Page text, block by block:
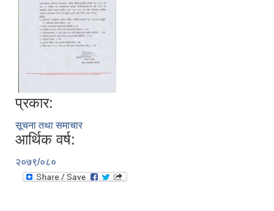
प्रकार:
सूचना तथा समाचार
आर्थिक वर्ष:
२०७९/०८०